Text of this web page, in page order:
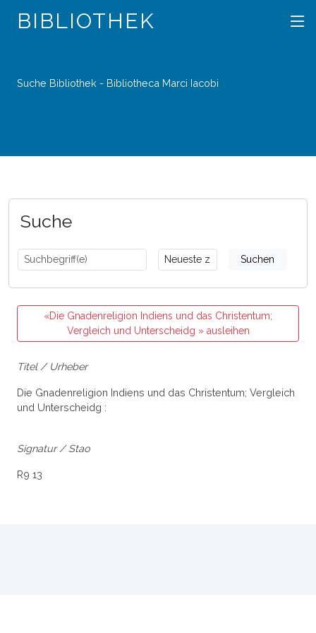
BIBLIOTHEK
Suche Bibliothek - Bibliotheca Marci Iacobi
Suche
Suchen
«Die Gnadenreligion Indiens und das Christentum;
Vergleich und Unterscheidg » ausleihen
Titel / Urheber
Die Gnadenreligion Indiens und das Christentum; Vergleich
und Unterscheidg :
Signatur / Stao
R9 13